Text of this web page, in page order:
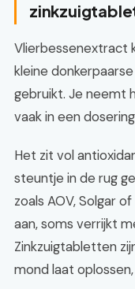
Vlierbessenextract
kleine
gebruikt. Je neemt
vaak in een
Het zit vol
steuntje in de rug
zoals AOV, Solgar
aan, soms verrijkt
Zinkzuigtabletten
mond laat